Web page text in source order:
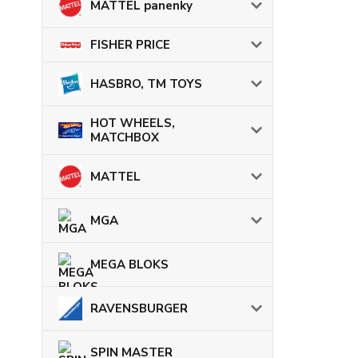
MATTEL panenky
FISHER PRICE
HASBRO, TM TOYS
HOT WHEELS,
MATCHBOX
MATTEL
MGA
MEGA BLOKS
RAVENSBURGER
SPIN MASTER